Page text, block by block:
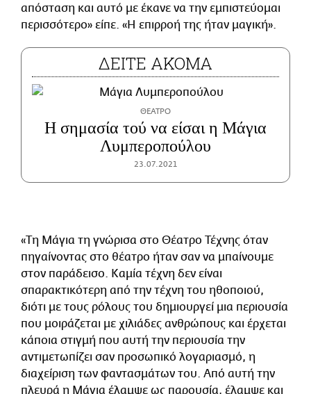
απόσταση και αυτό με έκανε να την εμπιστεύομαι
περισσότερο» είπε. «Η επιρροή της ήταν μαγική».
ΘΕΑΤΡΟ
Η σημασία τού να είσαι η Μάγια
Λυμπεροπούλου
23.07.2021
«Τη Μάγια τη γνώρισα στο Θέατρο Τέχνης όταν
πηγαίνοντας στο θέατρο ήταν σαν να μπαίνουμε
στον παράδεισο. Καμία τέχνη δεν είναι
σπαρακτικότερη από την τέχνη του ηθοποιού,
διότι με τους ρόλους του δημιουργεί μια περιουσία
που μοιράζεται με χιλιάδες ανθρώπους και έρχεται
κάποια στιγμή που αυτή την περιουσία την
αντιμετωπίζει σαν προσωπικό λογαριασμό, η
διαχείριση των φαντασμάτων του. Από αυτή την
πλευρά η Μάγια έλαμψε ως παρουσία, έλαμψε και